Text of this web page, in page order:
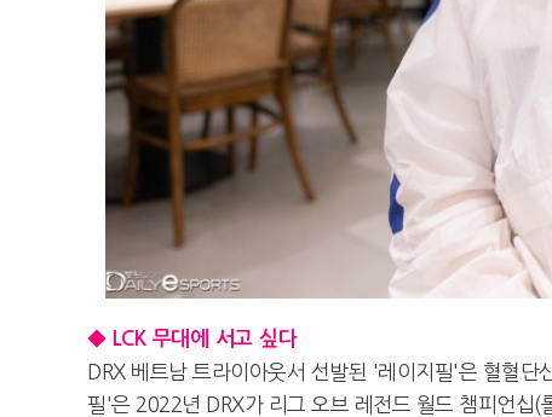
◆ LCK 무대에 서고 싶다
DRX 베트남 트라이아웃서 선발된 '레이지필'은 혈혈
필'은 2022년 DRX가 리그 오브 레전드 월드 챔피언십